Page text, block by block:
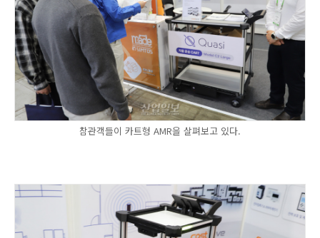
참관객들이 카트형 AMR을 살펴보고 있다.